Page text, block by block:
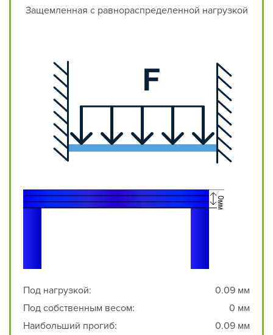
Защемленная с равнораспределенной нагрузкой
Под нагрузкой:
0.09 мм
Под собственным весом:
0 мм
Наибольший прогиб:
0.09 мм